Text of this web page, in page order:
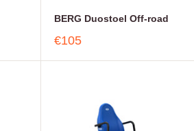
BERG Duostoel Off-road
€105